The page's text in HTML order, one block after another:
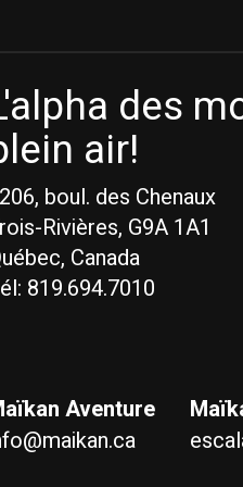
des
air!
boul. des Chenaux
Rivières, G9A 1A1
Canada
819.694.7010
Aventure